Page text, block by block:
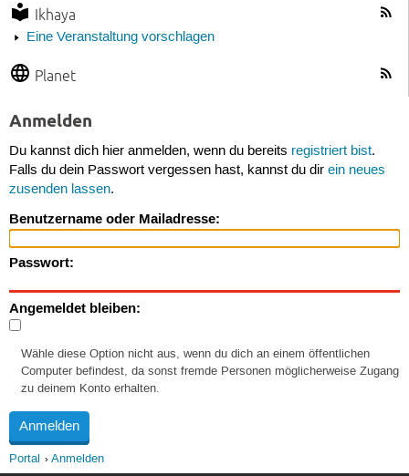
Ikhaya
Eine Veranstaltung vorschlagen
Planet
Anmelden
Du kannst dich hier anmelden, wenn du bereits registriert bist.
Falls du dein Passwort vergessen hast, kannst du dir ein neues
zusenden lassen.
Benutzername oder Mailadresse:
Passwort:
Angemeldet bleiben:
Wähle diese Option nicht aus, wenn du dich an einem öffentlichen
Computer befindest, da sonst fremde Personen möglicherweise Zugang
zu deinem Konto erhalten.
Portal Anmelden